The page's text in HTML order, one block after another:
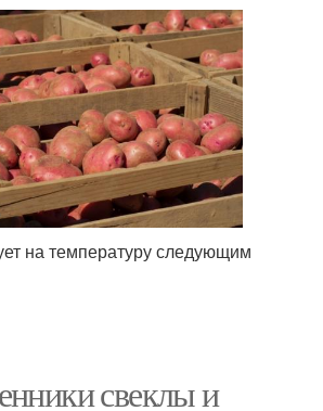
на температуру следующим
свеклы и